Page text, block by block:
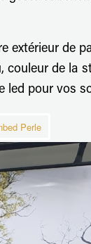
extérieur de
de la
led pour vos
Perle